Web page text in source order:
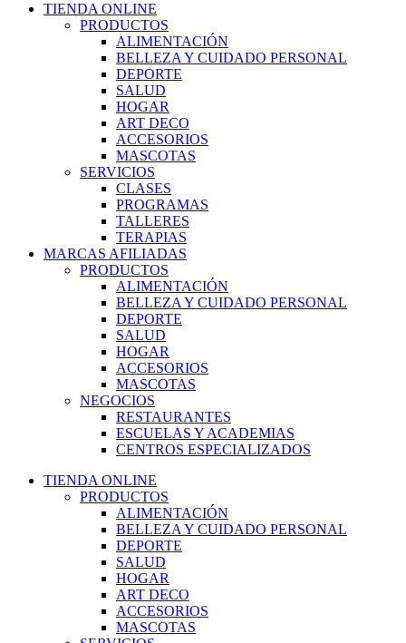
TIENDA ONLINE
PRODUCTOS
ALIMENTACIÓN
BELLEZA Y CUIDADO PERSONAL
DEPORTE
SALUD
HOGAR
ART DECO
ACCESORIOS
MASCOTAS
SERVICIOS
CLASES
PROGRAMAS
TALLERES
TERAPIAS
MARCAS AFILIADAS
PRODUCTOS
ALIMENTACIÓN
BELLEZA Y CUIDADO PERSONAL
DEPORTE
SALUD
HOGAR
ACCESORIOS
MASCOTAS
NEGOCIOS
RESTAURANTES
ESCUELAS Y ACADEMIAS
CENTROS ESPECIALIZADOS
TIENDA ONLINE
PRODUCTOS
ALIMENTACIÓN
BELLEZA Y CUIDADO PERSONAL
DEPORTE
SALUD
HOGAR
ART DECO
ACCESORIOS
MASCOTAS